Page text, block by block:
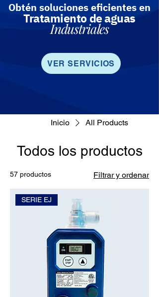
Obtén soluciones eficientes en
Tratamiento de aguas
Industriales
VER SERVICIOS
Inicio All Products
Todos los productos
57 productos Filtrar y ordenar
SERIE EJ